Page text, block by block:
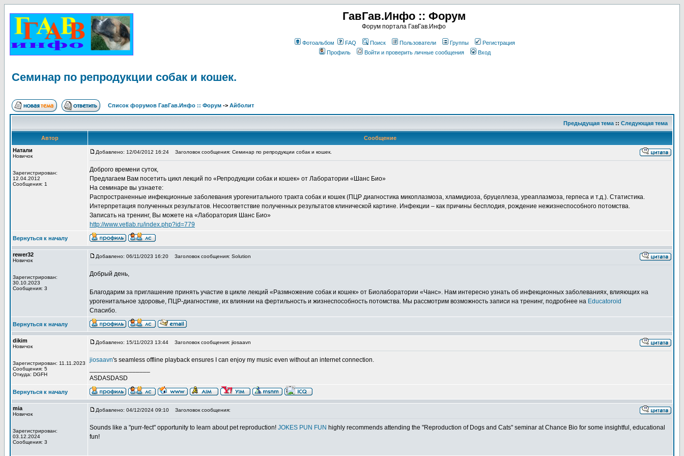
ГавГав.Инфо :: Форум
Форум портала ГавГав.Инфо
Фотоальбом FAQ Поиск Пользователи Группы
Регистрация
Профиль
Войти и проверить личные сообщения Вход
Семинар по репродукции собак и кошек.
Список форумов ГавГав.Инфо :: Форум -> Айболит
Предыдущая тема :: Следующая тема
Автор
Сообщение
Натали
Новичок
Зарегистрирован:
12.04.2012
Сообщения: 1
Добавлено: 12/04/2012 16:24 Заголовок сообщения: Семинар по репродукции собак и кошек.
Доброго времени суток,
Предлагаем Вам посетить цикл лекций по «Репродукции собак и кошек» от Лаборатории «Шанс Био»
На семинаре вы узнаете:
Распространенные инфекционные заболевания урогенитального тракта собак и кошек (ПЦР диагностика микоплазмоза, хламидиоза, бруцеллеза, уреаплазмоза, герпеса и т.д.). Статистика.
Интерпретация полученных результатов. Несоответствие полученных результатов клинической картине. Инфекции – как причины бесплодия, рождение нежизнеспособного потомства.
Записать на тренинг, Вы можете на «Лаборатория Шанс Био»
http://www.vetlab.ru/index.php?id=779
Вернуться к началу
rewer32
Новичок
Зарегистрирован:
30.10.2023
Сообщения: 3
Добавлено: 06/11/2023 16:20 Заголовок сообщения: Solution
Добрый день,
Благодарим за приглашение принять участие в цикле лекций «Размножение собак и кошек» от Биолаборатории «Чанс». Нам интересно узнать об инфекционных заболеваниях, влияющих на
урогенитальное здоровье, ПЦР-диагностике, их влиянии на фертильность и жизнеспособность потомства. Мы рассмотрим возможность записи на тренинг, подробнее на Educatoroid
Спасибо.
Вернуться к началу
dikim
Новичок
Зарегистрирован: 11.11.2023
Сообщения: 5
Откуда: DGFH
Добавлено: 15/11/2023 13:44 Заголовок сообщения: jiosaavn
jiosaavn's seamless offline playback ensures I can enjoy my music even without an internet connection.
ASDASDASD
Вернуться к началу
mia
Новичок
Зарегистрирован:
03.12.2024
Сообщения: 3
Добавлено: 04/12/2024 09:10 Заголовок сообщения:
Sounds like a "purr-fect" opportunity to learn about pet reproduction! JOKES PUN FUN highly recommends attending the "Reproduction of Dogs and Cats" seminar at Chance Bio for some insightful, educational
fun!